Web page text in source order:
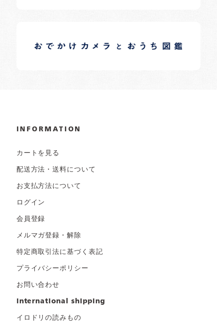
日常の様子など随時更新中です。
INFORMATION
カートを見る
配送方法・送料について
お支払方法について
ログイン
会員登録
メルマガ登録・解除
特定商取引法に基づく表記
プライバシーポリシー
お問い合わせ
international shipping
イロドリの読みもの